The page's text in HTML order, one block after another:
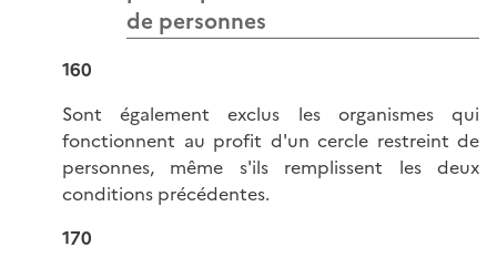
de personnes
160
Sont également exclus les organismes qui
fonctionnent au profit d'un cercle restreint de
personnes, même s'ils remplissent les deux
conditions précédentes.
170